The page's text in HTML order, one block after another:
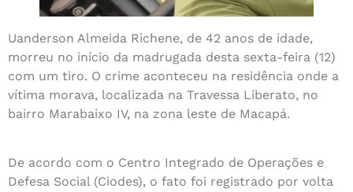
Uanderson Almeida Richene, de 42 anos de idade,
morreu no início da madrugada desta sexta-feira (12)
com um tiro. O crime aconteceu na residência onde a
vítima morava, localizada na Travessa Liberato, no
bairro Marabaixo IV, na zona leste de Macapá.
De acordo com o Centro Integrado de Operações e
Defesa Social (Ciodes), o fato foi registrado por volta